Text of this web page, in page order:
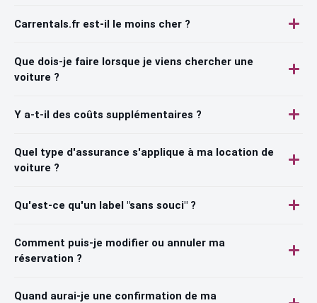
Carrentals.fr est-il le moins cher ?
Que dois-je faire lorsque je viens chercher une
voiture ?
Y a-t-il des coûts supplémentaires ?
Quel type d'assurance s'applique à ma location de
voiture ?
Qu'est-ce qu'un label "sans souci" ?
Comment puis-je modifier ou annuler ma
réservation ?
Quand aurai-je une confirmation de ma